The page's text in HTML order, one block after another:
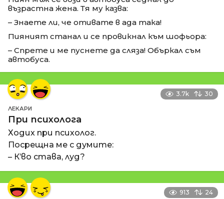
възрастна жена. Тя му казва:
– Знаете ли, че отивате в ада така!
Пияният станал и се провикнал към шофьора:
– Спрете и ме пуснете да сляза! Объркал съм
автобуса.
3.7k 30
ЛЕКАРИ
При психолога
Ходих при психолог.
Посрещна ме с думите:
– К’во става, луд?
913 24